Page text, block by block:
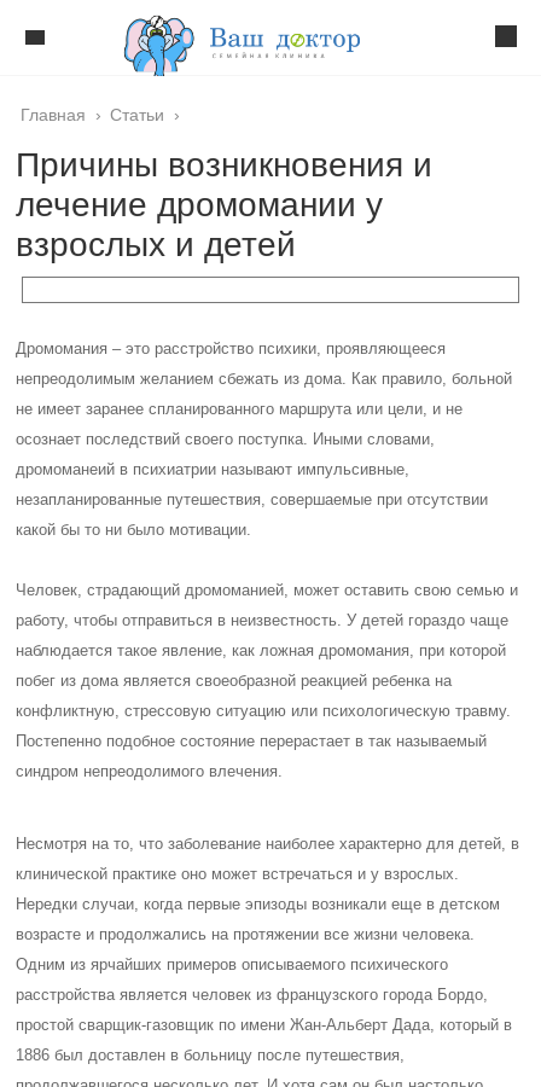
Главная › Статьи ›
Причины возникновения и
лечение дромомании у
взрослых и детей
Дромомания – это расстройство психики, проявляющееся
непреодолимым желанием сбежать из дома. Как правило, больной
не имеет заранее спланированного маршрута или цели, и не
осознает последствий своего поступка. Иными словами,
дромоманеий в психиатрии называют импульсивные,
незапланированные путешествия, совершаемые при отсутствии
какой бы то ни было мотивации.
Человек, страдающий дромоманией, может оставить свою семью и
работу, чтобы отправиться в неизвестность. У детей гораздо чаще
наблюдается такое явление, как ложная дромомания, при которой
побег из дома является своеобразной реакцией ребенка на
конфликтную, стрессовую ситуацию или психологическую травму.
Постепенно подобное состояние перерастает в так называемый
синдром непреодолимого влечения.
Несмотря на то, что заболевание наиболее характерно для детей, в
клинической практике оно может встречаться и у взрослых.
Нередки случаи, когда первые эпизоды возникали еще в детском
возрасте и продолжались на протяжении все жизни человека.
Одним из ярчайших примеров описываемого психического
расстройства является человек из французского города Бордо,
простой сварщик-газовщик по имени Жан-Альберт Дада, который в
1886 был доставлен в больницу после путешествия,